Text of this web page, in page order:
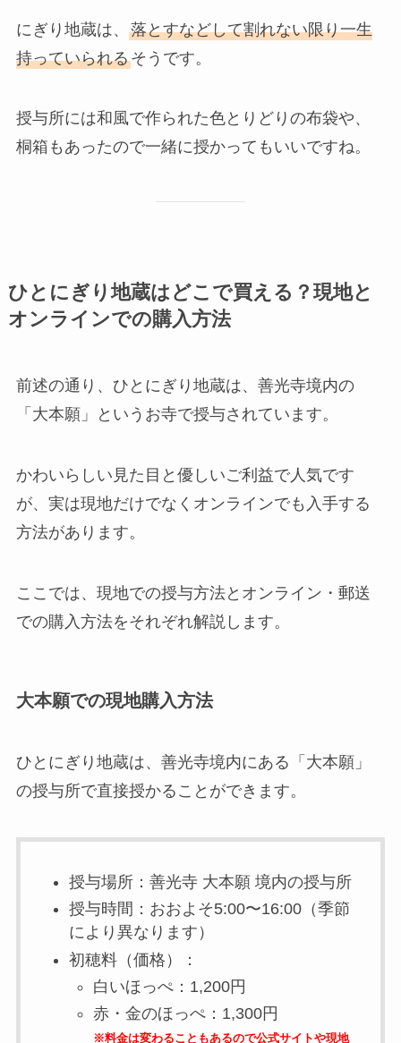
にぎり地蔵は、 落とすなどして割れない限り一生
持っていられるそうです。
授与所には和風で作られた色とりどりの布袋や、
桐箱もあったので一緒に授かってもいいですね。
ひとにぎり地蔵はどこで買える？現地と
オンラインでの購入方法
前述の通り、ひとにぎり地蔵は、善光寺境内の
「大本願」というお寺で授与されています。
かわいらしい見た目と優しいご利益で人気です
が、実は現地だけでなくオンラインでも入手する
方法があります。
ここでは、現地での授与方法とオンライン・郵送
での購入方法をそれぞれ解説します。
大本願での現地購入方法
ひとにぎり地蔵は、善光寺境内にある「大本願」
の授与所で直接授かることができます。
授与場所：善光寺 大本願 境内の授与所
授与時間：おおよそ5:00〜16:00（季節
により異なります）
初穂料（価格）：
白いほっぺ：1,200円
赤・金のほっぺ：1,300円
※料金は変わることもあるので公式サイトや現地